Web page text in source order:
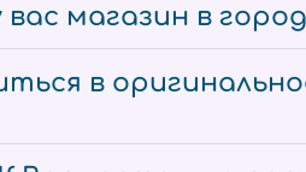
вас магазин в
в